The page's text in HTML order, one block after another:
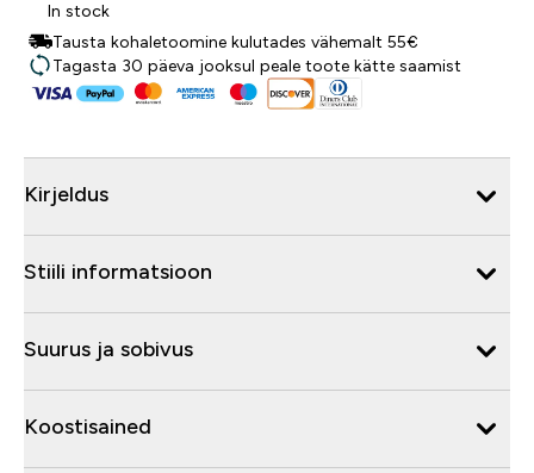
In stock
Tausta kohaletoomine kulutades vähemalt 55€
Tagasta 30 päeva jooksul peale toote kätte saamist
Kirjeldus
Stiili informatsioon
Suurus ja sobivus
Koostisained